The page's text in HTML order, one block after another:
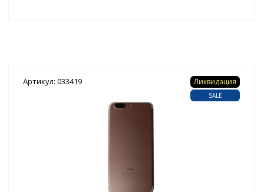
Артикул: 033419 Ликвидация
SALE